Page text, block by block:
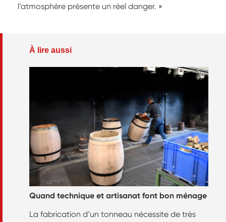
l’atmosphère présente un réel danger. »
À lire aussi
Quand technique et artisanat font bon ménage
La fabrication d’un tonneau nécessite de très